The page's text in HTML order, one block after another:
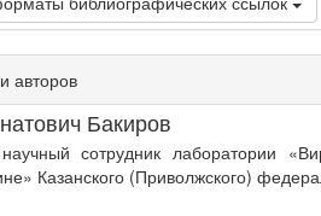
авторов
Бакиров
сотрудник лаборатории
Казанского (Приволжского)